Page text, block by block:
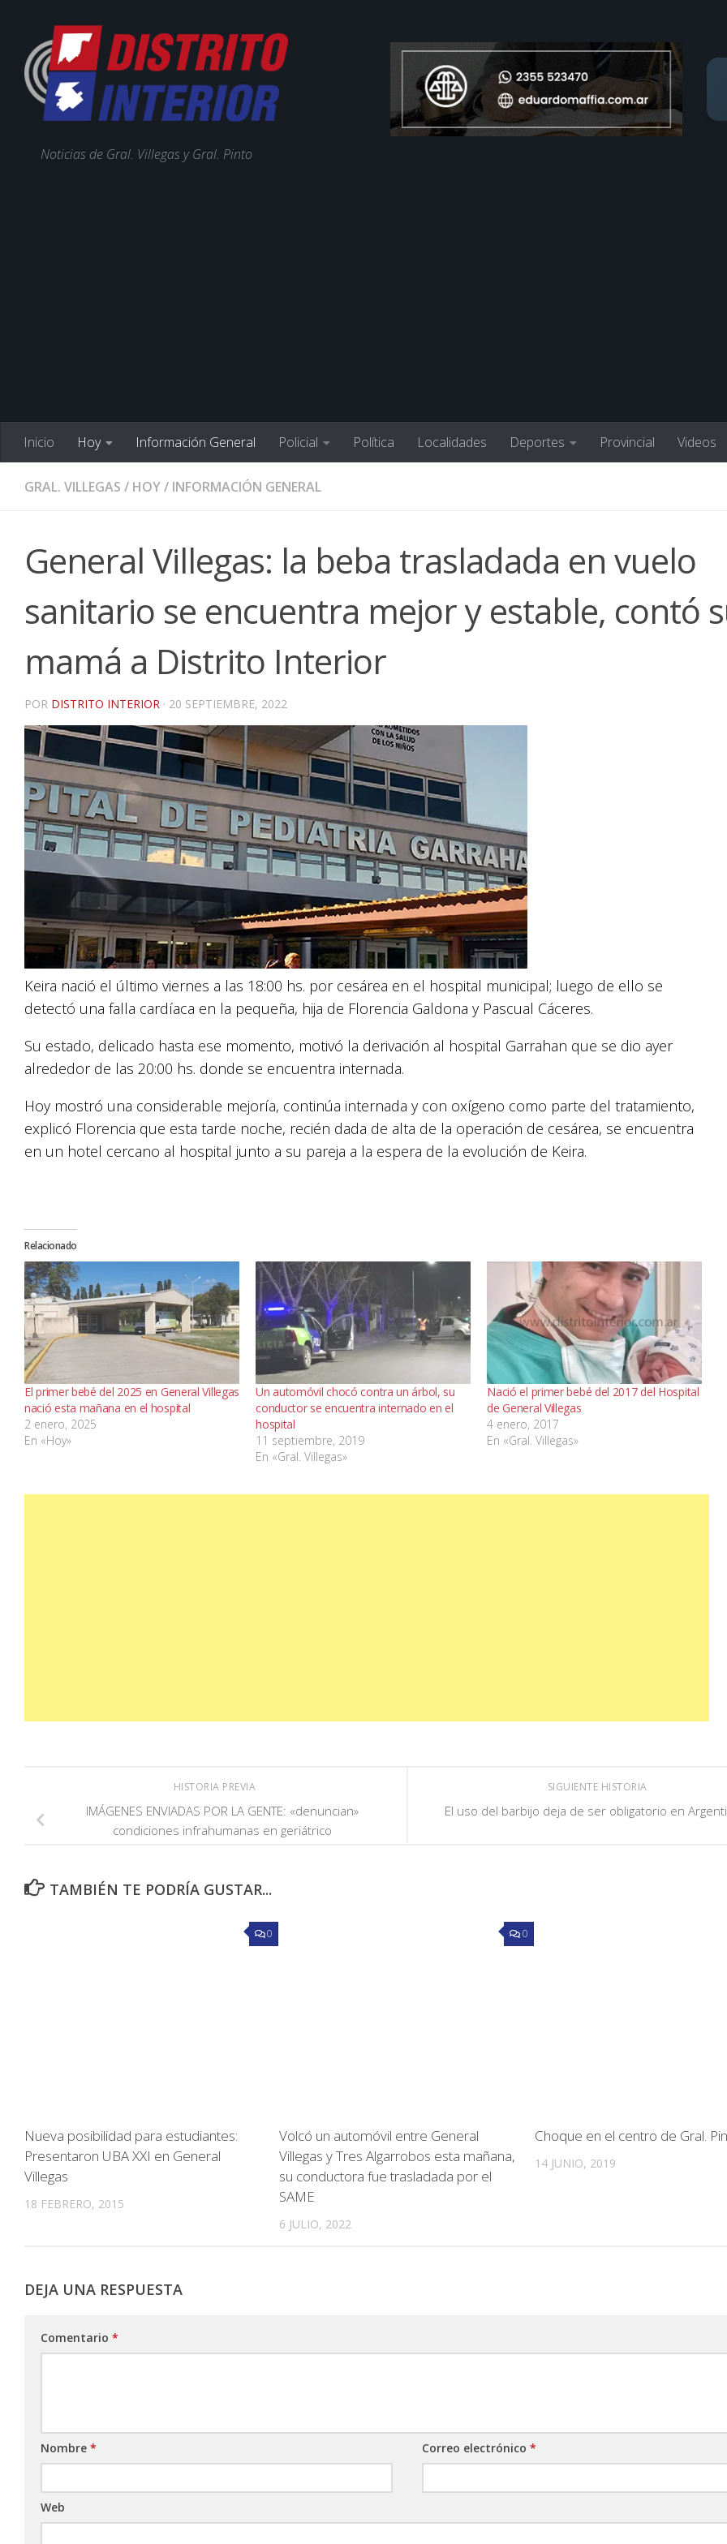
Noticias de Gral. Villegas y Gral. Pinto
Inicio Hoy Información General Policial Política Localidades Deportes Provincial Videos
GRAL. VILLEGAS / HOY/ INFORMACIÓN GENERAL
General Villegas: la beba trasladada en vuelo
sanitario se encuentra mejor y estable, contó
mamá a Distrito Interior
POR DISTRITO INTERIOR · 20 SEPTIEMBRE, 2022
Keira nació el último viernes a las 18:00 hs. por cesárea en el hospital municipal; luego de ello se
detectó una falla cardíaca en la pequeña, hija de Florencia Galdona y Pascual Cáceres.
Su estado, delicado hasta ese momento, motivó la derivación al hospital Garrahan que se dio ayer
alrededor de las 20:00 hs. donde se encuentra internada.
Hoy mostró una considerable mejoría, continúa internada y con oxígeno como parte del tratamiento,
explicó Florencia que esta tarde noche, recién dada de alta de la operación de cesárea, se encuentra
en un hotel cercano al hospital junto a su pareja a la espera de la evolución de Keira.
Relacionado
El primer bebé del 2025 en General Villegas
nació esta mañana en el hospital
2 enero, 2025
En «Hoy»
Un automóvil chocó contra un árbol, su
conductor se encuentra internado en el
hospital
11 septiembre, 2019
En «Gral. Villegas»
Nació el primer bebé del 2017 del Hospital
de General Villegas
4 enero, 2017
En «Gral. Villegas»
SIGUIENTE HISTORIA
El uso del barbijo deja de ser obligatorio en
HISTORIA PREVIA
IMÁGENES ENVIADAS POR LA GENTE: «denuncian»
condiciones infrahumanas en geriátrico
TAMBIÉN TE PODRÍA GUSTAR...
0
Nueva posibilidad para estudiantes:
Presentaron UBA XXI en General
Villegas
18 FEBRERO, 2015
0
Volcó un automóvil entre General
Villegas y Tres Algarrobos esta mañana,
su conductora fue trasladada por el
SAME
6 JULIO, 2022
Choque en el centro de Gral.
14 JUNIO, 2019
DEJA UNA RESPUESTA
Comentario *
Nombre * Correo electrónico*
Web